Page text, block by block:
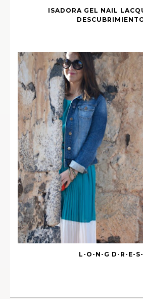
ISADORA GEL NAIL
L-O-N-G D-R-E-